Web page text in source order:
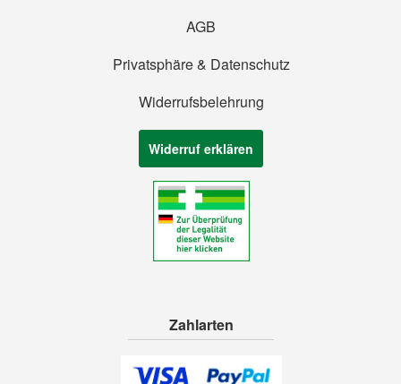
AGB
Privatsphäre & Datenschutz
Widerrufsbelehrung
Widerruf erklären
Zahlarten